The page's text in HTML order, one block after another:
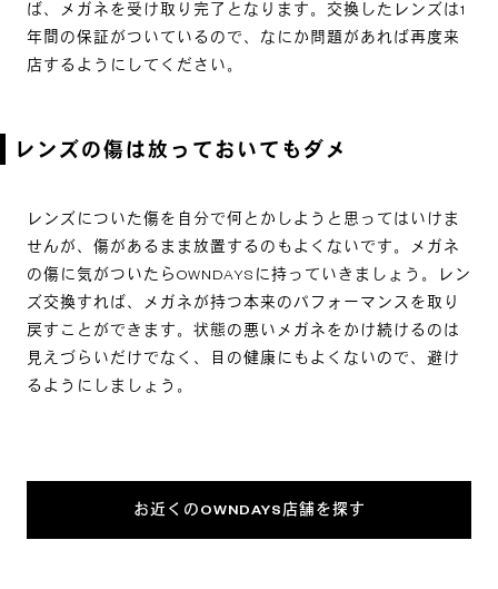
ば、メガネを受け取り完了となります。交換したレンズは1
年間の保証がついているので、なにか問題があれば再度来
店するようにしてください。
レンズの傷は放っておいてもダメ
レンズについた傷を自分で何とかしようと思ってはいけま
せんが、傷があるまま放置するのもよくないです。メガネ
の傷に気がついたらOWNDAYSに持っていきましょう。レン
ズ交換すれば、メガネが持つ本来のパフォーマンスを取り
戻すことができます。状態の悪いメガネをかけ続けるのは
見えづらいだけでなく、目の健康にもよくないので、避け
るようにしましょう。
お近くのOWNDAYS店舗を探す